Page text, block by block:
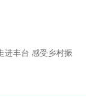
进丰台 感受乡村振